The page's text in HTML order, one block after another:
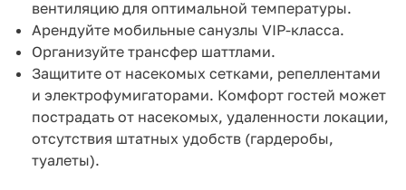
вентиляцию для оптимальной температуры.
Арендуйте мобильные санузлы VIP-класса.
Организуйте трансфер шаттлами.
Защитите от насекомых сетками, репеллентами
и электрофумигаторами. Комфорт гостей может
пострадать от насекомых, удаленности локации,
отсутствия штатных удобств (гардеробы,
туалеты).